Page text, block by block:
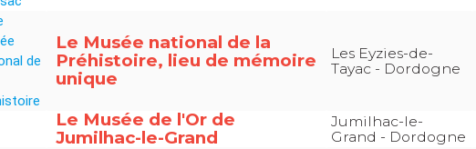
Le Musée national de la
Préhistoire, lieu de mémoire
unique
Les Eyzies-de-
Tayac - Dordogne
Le Musée de l'Or de
Jumilhac-le-Grand
Jumilhac-le-
Grand - Dordogne